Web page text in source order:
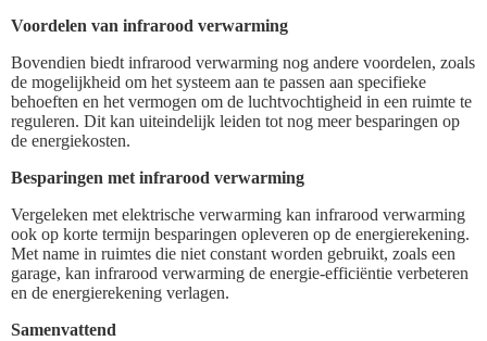
Voordelen van infrarood verwarming
Bovendien biedt infrarood verwarming nog andere voordelen, zoals
de mogelijkheid om het systeem aan te passen aan specifieke
behoeften en het vermogen om de luchtvochtigheid in een ruimte te
reguleren. Dit kan uiteindelijk leiden tot nog meer besparingen op
de energiekosten.
Besparingen met infrarood verwarming
Vergeleken met elektrische verwarming kan infrarood verwarming
ook op korte termijn besparingen opleveren op de energierekening.
Met name in ruimtes die niet constant worden gebruikt, zoals een
garage, kan infrarood verwarming de energie-efficiëntie verbeteren
en de energierekening verlagen.
Samenvattend